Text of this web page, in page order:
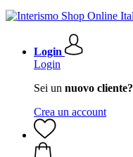
Login
Login
Sei un nuovo cliente?
Crea un account